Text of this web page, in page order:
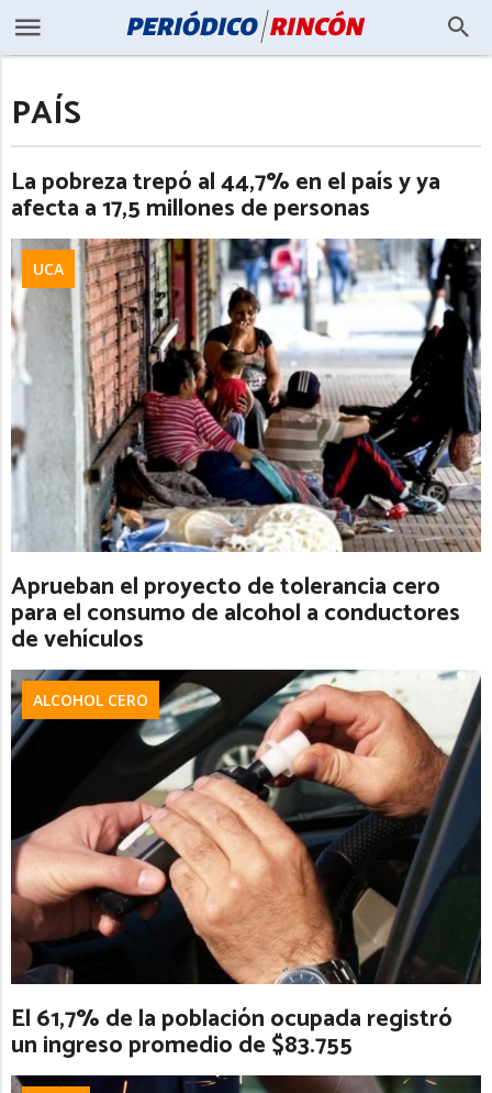
PAÍS
La pobreza trepó al 44,7% en el país y ya
afecta a 17,5 millones de personas
UCA
Aprueban el proyecto de tolerancia cero
para el consumo de alcohol a conductores
de vehículos
ALCOHOL CERO
El 61,7% de la población ocupada registró
un ingreso promedio de $83.755